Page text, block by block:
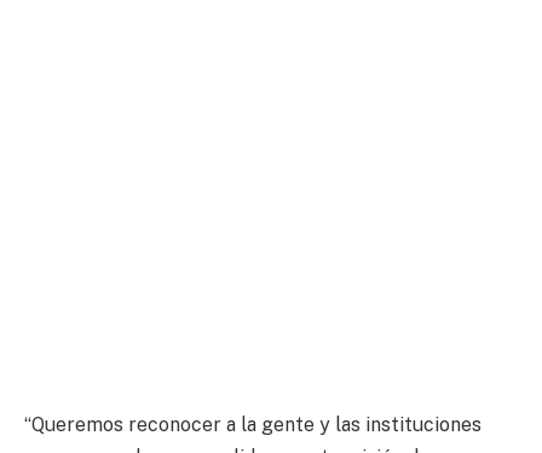
“Queremos reconocer a la gente y las instituciones